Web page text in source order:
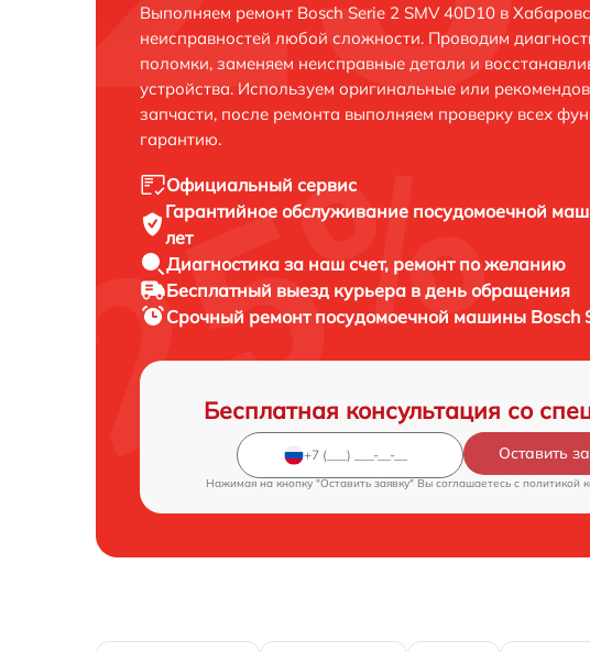
Выполняем ремонт Bosch Serie 2 SMV 40D10 в
неисправностей любой сложности. Проводим
поломки, заменяем неисправные детали и
устройства. Используем оригинальные или
запчасти, после ремонта выполняем проверку всех
гарантию.
Официальный сервис
Гарантийное обслуживание посудомоечной
лет
Диагностика за наш счет, ремонт по желанию
Бесплатный выезд курьера в день обращения
Срочный ремонт посудомоечной машины Bosch
Бесплатная консультация со
Оставить
Нажимая на кнопку "Оставить заявку" Вы соглашаетесь c политикой